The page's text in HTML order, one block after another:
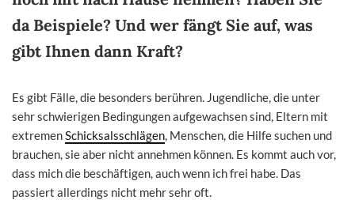
da Beispiele? Und wer fängt Sie auf, was
gibt Ihnen dann Kraft?
Es gibt Fälle, die besonders berühren. Jugendliche, die unter
sehr schwierigen Bedingungen aufgewachsen sind, Eltern mit
extremenSchicksalsschlägen, Menschen, die Hilfe suchen und
brauchen, sie aber nicht annehmen können. Es kommt auch vor,
dass mich die beschäftigen, auch wenn ich frei habe. Das
passiert allerdings nicht mehr sehr oft.